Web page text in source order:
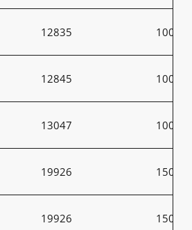
12835 100
12845 100
13047 100
19926 150
19926 150